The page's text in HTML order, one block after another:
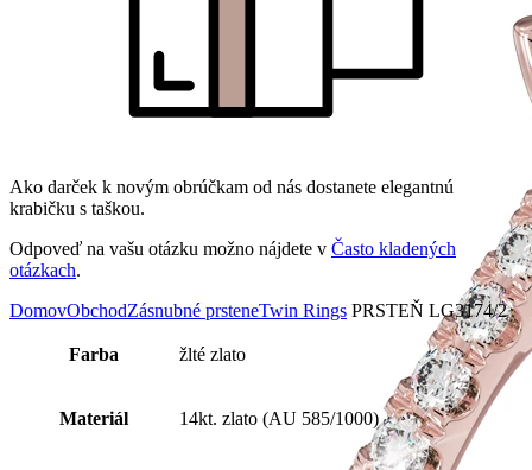
Ako darček k novým obrúčkam od nás dostanete elegantnú
krabičku s taškou.
Odpoveď na vašu otázku možno nájdete v Často kladených
otázkach.
DomovObchodZásnubné prsteneTwin Rings PRSTEŇ LG3174/2
Farba žlté zlato
Materiál 14kt. zlato (AU 585/1000)